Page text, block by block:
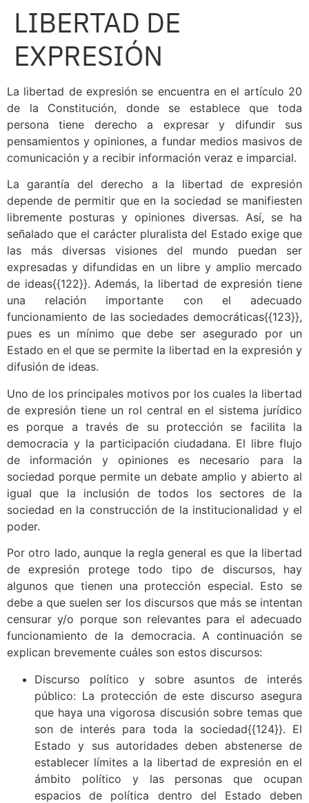
LIBERTAD DE
EXPRESIÓN
La libertad de expresión se encuentra en el artículo 20
de la Constitución, donde se establece que toda
persona tiene derecho a expresar y difundir sus
pensamientos y opiniones, a fundar medios masivos de
comunicación y a recibir información veraz e imparcial.
La garantía del derecho a la libertad de expresión
depende de permitir que en la sociedad se manifiesten
libremente posturas y opiniones diversas. Así, se ha
señalado que el carácter pluralista del Estado exige que
las más diversas visiones del mundo puedan ser
expresadas y difundidas en un libre y amplio mercado
de ideas{{122}}. Además, la libertad de expresión tiene
una relación importante con el adecuado
funcionamiento de las sociedades democráticas{{123}},
pues es un mínimo que debe ser asegurado por un
Estado en el que se permite la libertad en la expresión y
difusión de ideas.
Uno de los principales motivos por los cuales la libertad
de expresión tiene un rol central en el sistema jurídico
es porque a través de su protección se facilita la
democracia y la participación ciudadana. El libre flujo
de información y opiniones es necesario para la
sociedad porque permite un debate amplio y abierto al
igual que la inclusión de todos los sectores de la
sociedad en la construcción de la institucionalidad y el
poder.
Por otro lado, aunque la regla general es que la libertad
de expresión protege todo tipo de discursos, hay
algunos que tienen una protección especial. Esto se
debe a que suelen ser los discursos que más se intentan
censurar y/o porque son relevantes para el adecuado
funcionamiento de la democracia. A continuación se
explican brevemente cuáles son estos discursos:
Discurso político y sobre asuntos de interés
público: La protección de este discurso asegura
que haya una vigorosa discusión sobre temas que
son de interés para toda la sociedad{{124}}. El
Estado y sus autoridades deben abstenerse de
establecer límites a la libertad de expresión en el
ámbito político y las personas que ocupan
espacios de política dentro del Estado deben